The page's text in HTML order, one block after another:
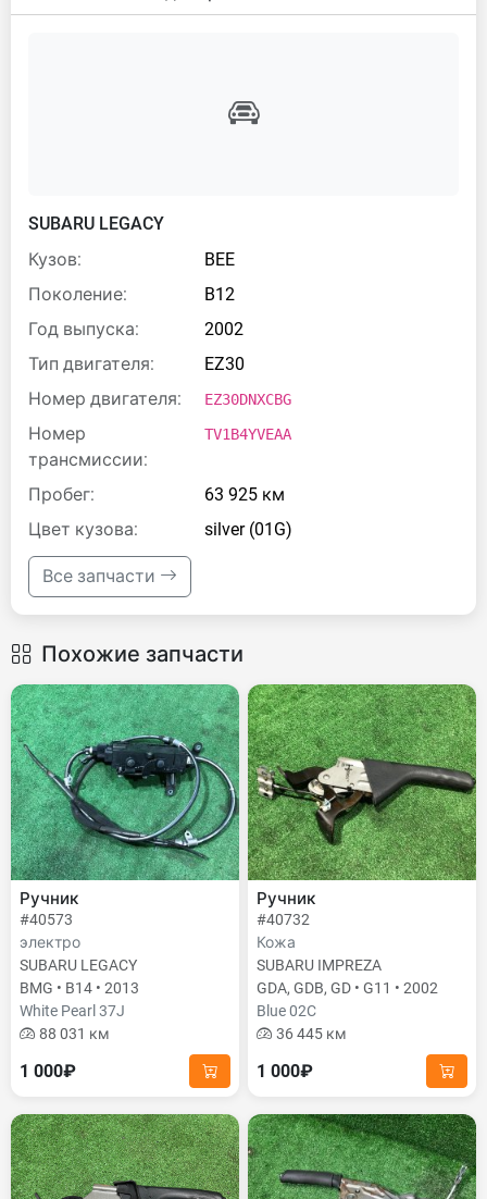
SUBARU LEGACY
Кузов:
BEE
Поколение:
B12
Год выпуска:
2002
Тип двигателя:
EZ30
Номер двигателя:
EZ30DNXCBG
Номер
трансмиссии:
TV1B4YVEAA
Пробег:
63 925 км
Цвет кузова:
silver (01G)
Все запчасти
Похожие запчасти
Ручник
#40573
электро
SUBARU LEGACY
BMG • B14 • 2013
White Pearl 37J
88 031 км
1 000₽
Ручник
#40732
Кожа
SUBARU IMPREZA
GDA, GDB, GD • G11 • 2002
Blue 02C
36 445 км
1 000₽